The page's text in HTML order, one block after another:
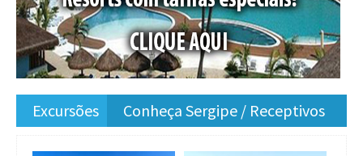
Excursões Conheça Sergipe / Receptivos